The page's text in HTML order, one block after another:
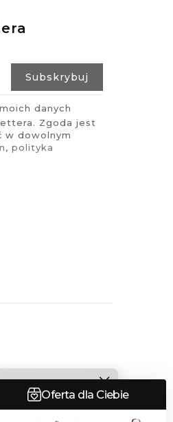
danych
Zgoda jest
w dowolnym
, polityka